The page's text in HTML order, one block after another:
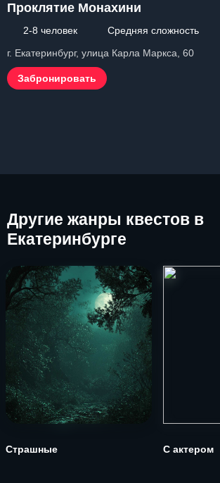
Проклятие Монахини
2-8 человек
Средняя сложность
г. Екатеринбург, улица Карла Маркса, 60
Забронировать
Другие жанры квестов в
Екатеринбурге
Страшные С актером